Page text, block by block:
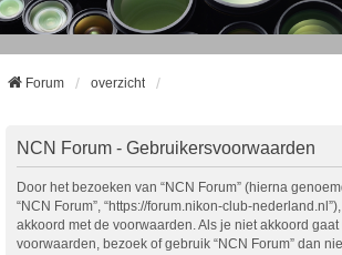
Forum overzicht
NCN Forum - Gebruikersvoorwaarden
Door het bezoeken van “NCN Forum” (hierna genoemd
“NCN Forum”, “https://forum.nikon-club-
akkoord met de voorwaarden. Als je niet akkoord gaat
voorwaarden, bezoek of gebruik “NCN Forum” dan